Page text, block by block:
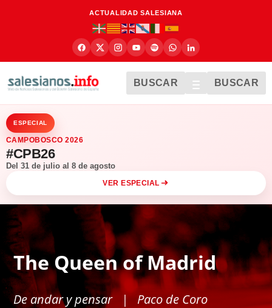
ACTUALIDAD SALESIANA
BUSCAR BUSCAR
ESPECIAL
CAMPOBOSCO 2026
#CPB26
Del 31 de julio al 8 de agosto
VER ESPECIAL
The Queen of Madrid
De andar y pensar | Paco de Coro